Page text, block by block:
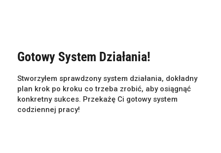
Gotowy System Działania!
Stworzyłem sprawdzony system działania, dokładny
plan krok po kroku co trzeba zrobić, aby osiągnąć
konkretny sukces. Przekażę Ci gotowy system
codziennej pracy!